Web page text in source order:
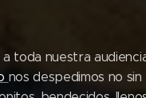
toda nuestra
nos despedimos no sin